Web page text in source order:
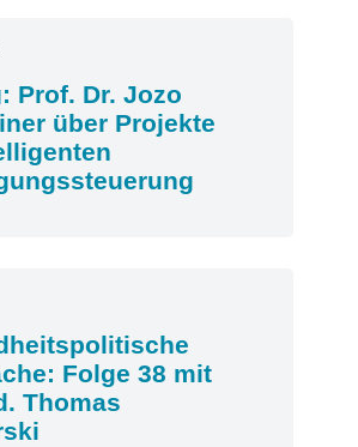
Prof. Dr. Jozo
über Projekte
Folge 38 mit
Thomas